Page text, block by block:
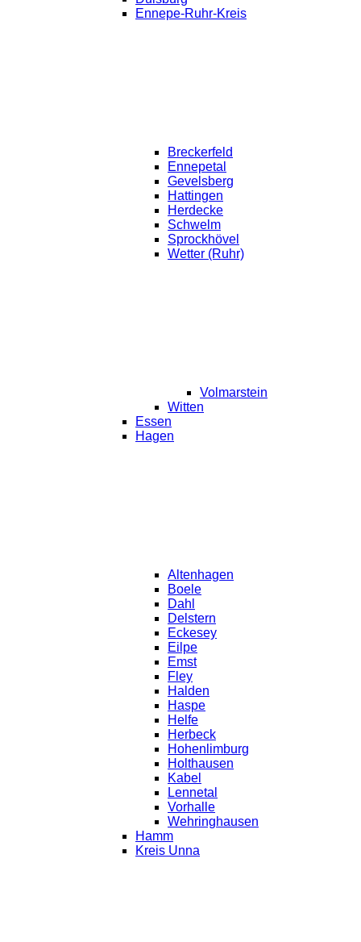
Ennepe-Ruhr-Kreis
Breckerfeld
Ennepetal
Gevelsberg
Hattingen
Herdecke
Schwelm
Sprockhövel
Wetter (Ruhr)
Volmarstein
Witten
Essen
Hagen
Altenhagen
Boele
Dahl
Delstern
Eckesey
Eilpe
Emst
Fley
Halden
Haspe
Helfe
Herbeck
Hohenlimburg
Holthausen
Kabel
Lennetal
Vorhalle
Wehringhausen
Hamm
Kreis Unna